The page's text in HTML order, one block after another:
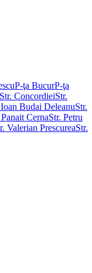
P-ţa BucurP-ţa
Str. ConcordieiStr.
Budai DeleanuStr.
CernaStr. Petru
Valerian PrescureaStr.